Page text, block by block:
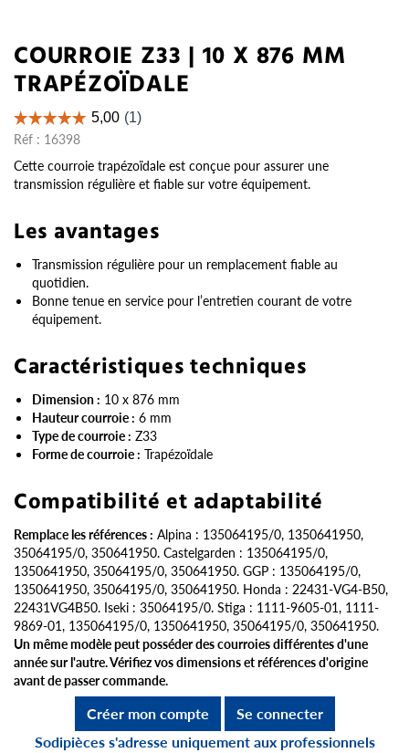
COURROIE Z33 | 10 X 876 MM
TRAPÉZOÏDALE
Réf : 16398
Cette courroie trapézoïdale est conçue pour assurer une
transmission régulière et fiable sur votre équipement.
Les avantages
Transmission régulière pour un remplacement fiable au
quotidien.
Bonne tenue en service pour l’entretien courant de votre
équipement.
Caractéristiques techniques
Dimension : 10 x 876 mm
Hauteur courroie : 6 mm
Type de courroie : Z33
Forme de courroie : Trapézoïdale
Compatibilité et adaptabilité
Remplace les références : Alpina : 135064195/0, 1350641950,
35064195/0, 350641950. Castelgarden : 135064195/0,
1350641950, 35064195/0, 350641950. GGP : 135064195/0,
1350641950, 35064195/0, 350641950. Honda : 22431-VG4-B50,
22431VG4B50. Iseki : 35064195/0. Stiga : 1111-9605-01, 1111-
9869-01, 135064195/0, 1350641950, 35064195/0, 350641950.
Un même modèle peut posséder des courroies différentes d'une
année sur l'autre. Vérifiez vos dimensions et références d'origine
avant de passer commande.
Créer mon compte
Se connecter
Sodipièces s'adresse uniquement aux professionnels